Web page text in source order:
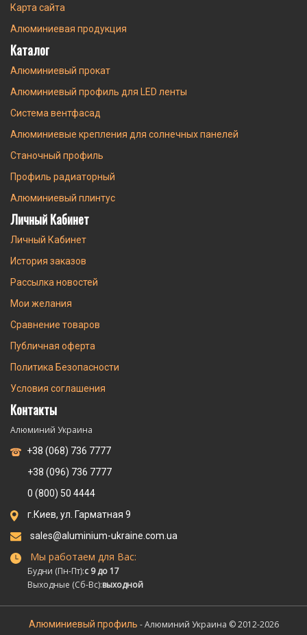
Карта сайта
Алюминиевая продукция
Каталог
Алюминиевый прокат
Алюминиевый профиль для LED ленты
Система вентфасад
Алюминиевые крепления для солнечных панелей
Станочный профиль
Профиль радиаторный
Алюминиевый плинтус
Личный Кабинет
Личный Кабинет
История заказов
Рассылка новостей
Мои желания
Сравнение товаров
Публичная оферта
Политика Безопасности
Условия соглашения
Контакты
Алюминий Украина
+38 (068) 736 7777
+38 (096) 736 7777
0 (800) 50 4444
г.Киев, ул. Гарматная 9
sales@aluminium-ukraine.com.ua
Мы работаем для Вас:
Будни (Пн-Пт):с 9 до 17
Выходные (Сб-Вс):выходной
Алюминиевый профиль - Алюминий Украина © 2012-2026